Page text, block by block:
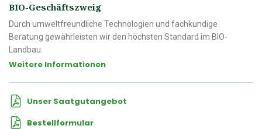
BIO-Geschäftszweig
Durch umweltfreundliche Technologien und fachkundige
Beratung gewährleisten wir den höchsten Standard im BIO-
Landbau.
Weitere Informationen
Unser Saatgutangebot
Bestellformular